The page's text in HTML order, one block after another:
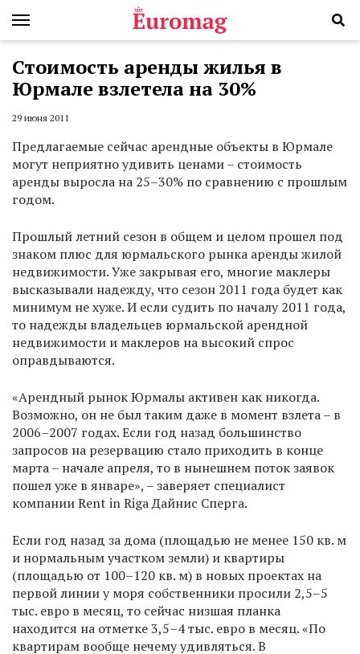
Стоимость аренды жилья в
Юрмале взлетела на 30%
29 июня 2011
Предлагаемые сейчас арендные объекты в Юрмале
могут неприятно удивить ценами – стоимость
аренды выросла на 25–30% по сравнению с прошлым
годом.
Прошлый летний сезон в общем и целом прошел под
знаком плюс для юрмальского рынка аренды жилой
недвижимости. Уже закрывая его, многие маклеры
высказывали надежду, что сезон 2011 года будет как
минимум не хуже. И если судить по началу 2011 года,
то надежды владельцев юрмальской арендной
недвижимости и маклеров на высокий спрос
оправдываются.
«Арендный рынок Юрмалы активен как никогда.
Возможно, он не был таким даже в момент взлета – в
2006–2007 годах. Если год назад большинство
запросов на резервацию стало приходить в конце
марта – начале апреля, то в нынешнем поток заявок
пошел уже в январе», – заверяет специалист
компании Rent in Riga Дайнис Сперга.
Если год назад за дома (площадью не менее 150 кв. м
и нормальным участком земли) и квартиры
(площадью от 100–120 кв. м) в новых проектах на
первой линии у моря собственники просили 2,5–5
тыс. евро в месяц, то сейчас низшая планка
находится на отметке 3,5–4 тыс. евро в месяц. «По
квартирам вообще нечему удивляться. В